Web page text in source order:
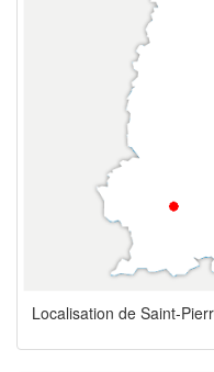
Localisation de Saint-